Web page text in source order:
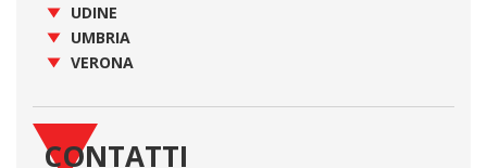
UDINE
UMBRIA
VERONA
CONTATTI